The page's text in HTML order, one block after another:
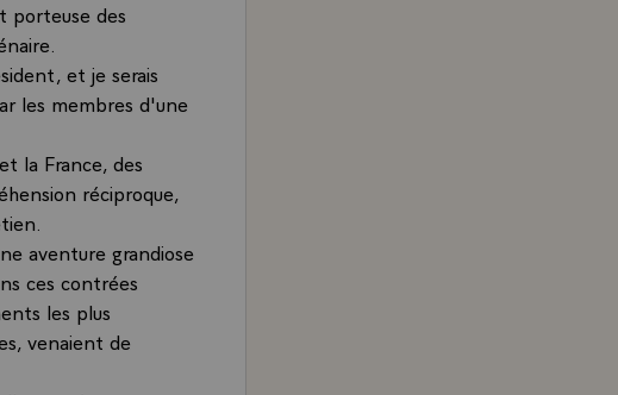
porteuse des
et je serais
les membres d'une
la France, des
réciproque,
aventure grandiose
ces contrées
les plus
venaient de